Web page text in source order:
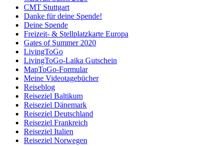
CMT Stuttgart
Danke für deine Spende!
Deine Spende
Freizeit- & Stellplatzkarte Europa
Gates of Summer 2020
LivingToGo
LivingToGo-Laika Gutschein
MapToGo-Formular
Meine Videotagebücher
Reiseblog
Reiseziel Baltikum
Reiseziel Dänemark
Reiseziel Deutschland
Reiseziel Frankreich
Reiseziel Italien
Reiseziel Norwegen